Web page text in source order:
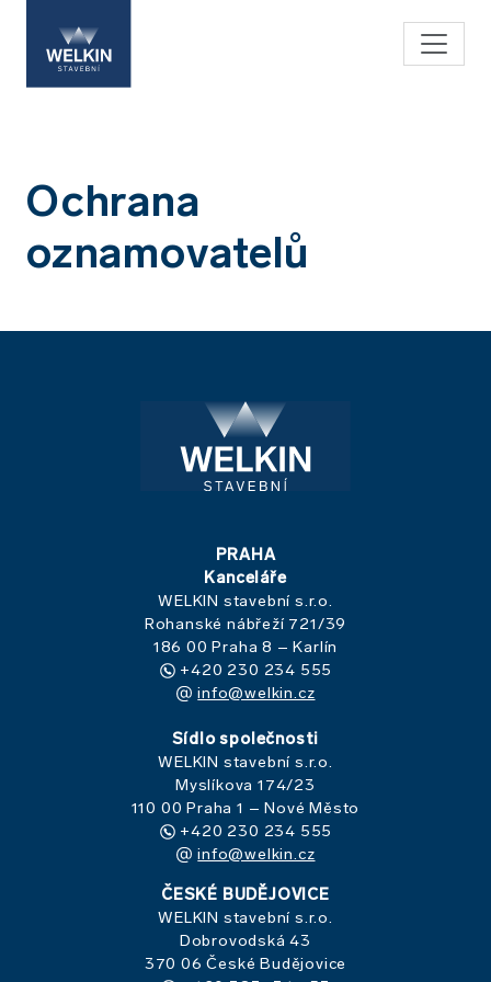
Ochrana
oznamovatelů
PRAHA
Kanceláře
WELKIN stavební s.r.o.
Rohanské nábřeží 721/39
186 00 Praha 8 – Karlín
+420 230 234 555
info@welkin.cz
Sídlo společnosti
WELKIN stavební s.r.o.
Myslíkova 174/23
110 00 Praha 1 – Nové Město
+420 230 234 555
info@welkin.cz
ČESKÉ BUDĚJOVICE
WELKIN stavební s.r.o.
Dobrovodská 43
370 06 České Budějovice